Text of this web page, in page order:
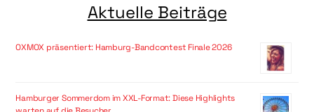
Aktuelle Beiträge
OXMOX präsentiert: Hamburg-Bandcontest Finale 2026
Hamburger Sommerdom im XXL-Format: Diese Highlights